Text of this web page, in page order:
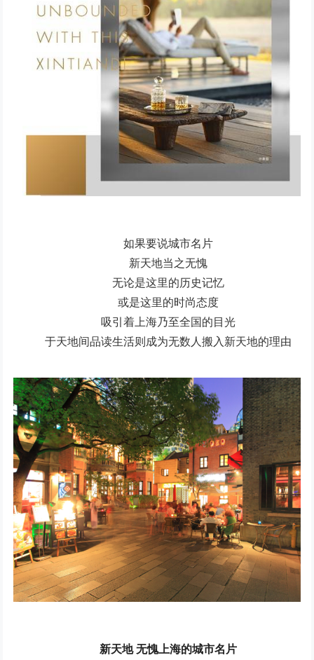
如果要说城市名片
新天地当之无愧
无论是这里的历史记忆
或是这里的时尚态度
吸引着上海乃至全国的目光
于天地间品读生活则成为无数人搬入新天地的理由
新天地 无愧上海的城市名片